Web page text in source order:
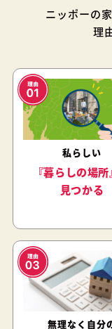
ニッポーの
理
私らしい
『暮らしの場
見つかる
無理なく自分